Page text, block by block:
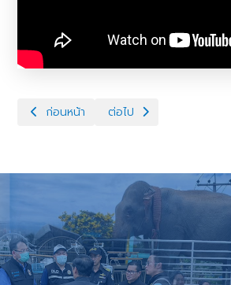
เนื้อหาก่อนหน้า: การจัดสวัสดิภาพช้างในปาง
ก่อนหน้า เนื้อหาถัดไป: ปศุสัตว์พาส่
ต่อไป